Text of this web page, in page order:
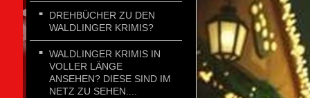
DREHBÜCHER ZU DEN
WALDLINGER KRIMIS?
WALDLINGER KRIMIS IN
VOLLER LÄNGE
ANSEHEN? DIESE SIND IM
NETZ ZU SEHEN....